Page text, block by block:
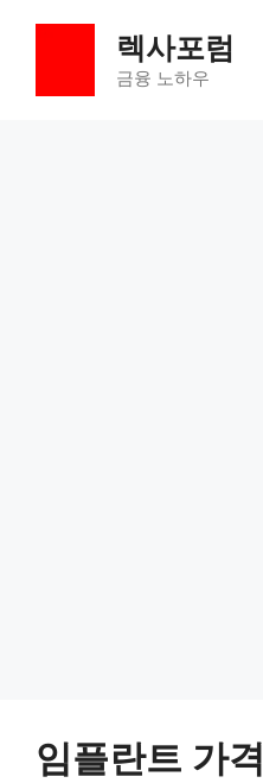
렉사포럼
금융 노하우
임플란트 가격